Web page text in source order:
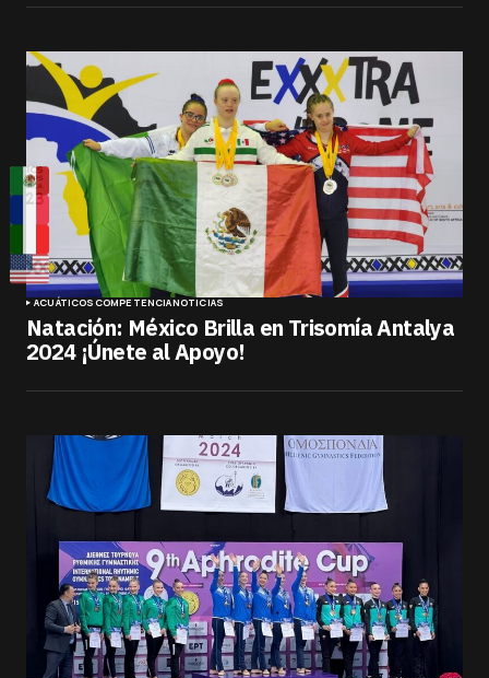
ACUÁTICOSCOMPETENCIANOTICIAS
Natación: México Brilla en Trisomía Antalya
2024 ¡Únete al Apoyo!